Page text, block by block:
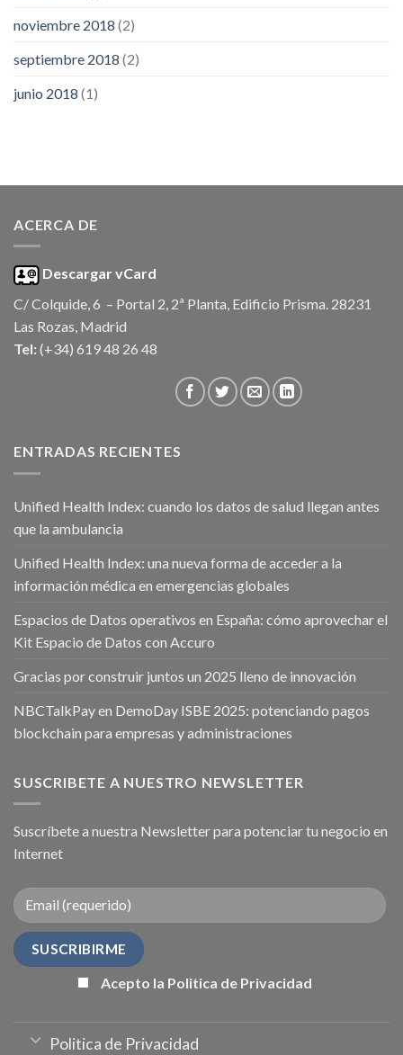
noviembre 2018 (2)
septiembre 2018 (2)
junio 2018 (1)
ACERCA DE
Descargar vCard
C/ Colquide, 6 – Portal 2, 2ª Planta, Edificio Prisma. 28231
Las Rozas, Madrid
Tel: (+34) 619 48 26 48
ENTRADAS RECIENTES
Unified Health Index: cuando los datos de salud llegan antes
que la ambulancia
Unified Health Index: una nueva forma de acceder a la
información médica en emergencias globales
Espacios de Datos operativos en España: cómo aprovechar el
Kit Espacio de Datos con Accuro
Gracias por construir juntos un 2025 lleno de innovación
NBCTalkPay en DemoDay ISBE 2025: potenciando pagos
blockchain para empresas y administraciones
SUSCRIBETE A NUESTRO NEWSLETTER
Suscríbete a nuestra Newsletter para potenciar tu negocio en
Internet
Acepto la Politica de Privacidad
Politica de Privacidad